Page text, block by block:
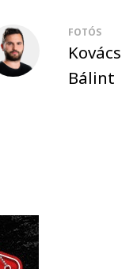
FOTÓS
Kovács
Bálint